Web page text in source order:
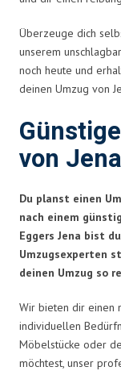
Überzeuge dich
unserem
noch heute und
deinen Umzug von
von
Du planst einen
nach einem
Eggers Jena bist
Umzugsexperten
deinen Umzug so
Wir bieten dir einen
individuellen
Möbelstücke oder
möchtest, unser